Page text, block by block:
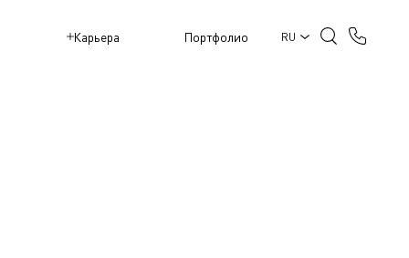
Карьера Портфолио RU